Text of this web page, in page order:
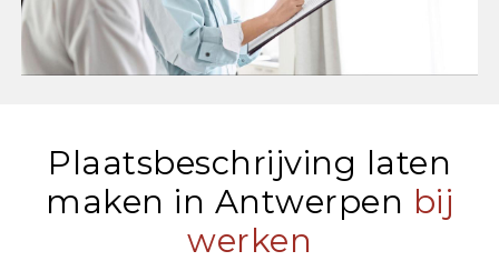
Plaatsbeschrijving laten
maken in Antwerpen bij
werken